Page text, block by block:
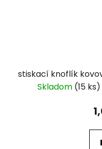
stiskací knoflík
Skladom (15 ks)